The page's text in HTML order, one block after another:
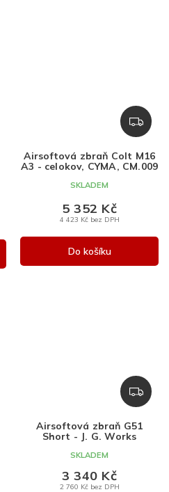
Z
D
R
Airsoftová zbraň Colt M16
A3 - celokov, CYMA, CM.009
SKLADEM
4 423 Kč bez DPH
5 352 Kč
Do košíku
Z
D
R
Airsoftová zbraň G51
Short - J. G. Works
SKLADEM
2 760 Kč bez DPH
3 340 Kč